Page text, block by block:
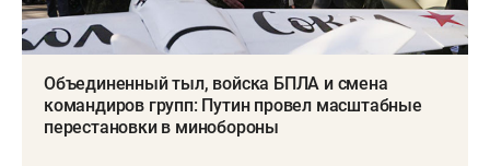
Объединенный тыл, войска БПЛА и смена
командиров групп: Путин провел масштабные
перестановки в минобороны